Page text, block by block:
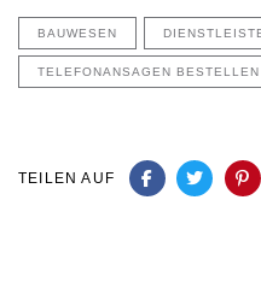
BAUWESEN
TELEFONANSAGEN BESTELLEN
TEILEN AUF